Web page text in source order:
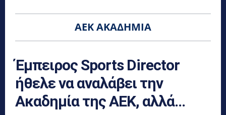
ΑΕΚ ΑΚΑΔΗΜΊΑ
Έμπειρος Sports Director
ήθελε να αναλάβει την
Ακαδημία της ΑΕΚ, αλλά…